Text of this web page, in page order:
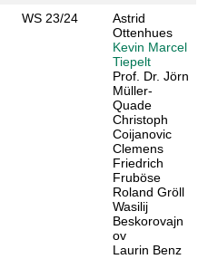
WS 23/24
Astrid
Ottenhues
Kevin Marcel
Tiepelt
Prof. Dr. Jörn
Müller-
Quade
Christoph
Coijanovic
Clemens
Friedrich
Fruböse
Roland Gröll
Wasilij
Beskorovajn
ov
Laurin Benz